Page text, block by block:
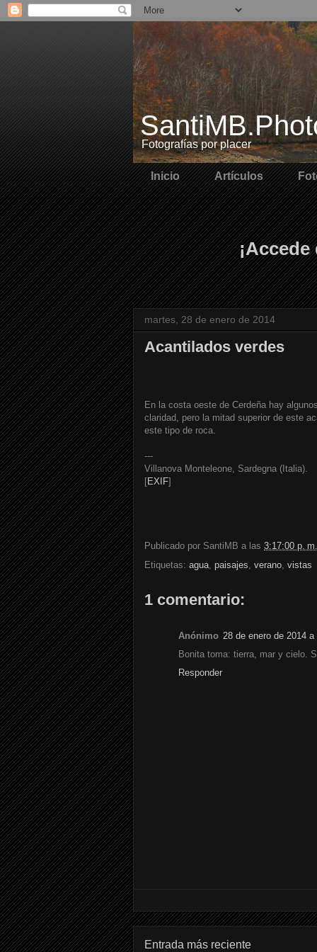
Fotografías por placer
Inicio Artículos
martes, 28 de enero de 2014
Acantilados verdes
En la costa oeste de Cerdeña hay
claridad, pero la mitad superior de este
este tipo de roca.
---
Villanova Monteleone, Sardegna (Italia).
[EXIF]
Publicado por SantiMB a las 3:17:00 p. m.
Etiquetas: agua, paisajes, verano, vistas
1 comentario:
Anónimo 28 de enero de 2014
Bonita toma: tierra, mar y cielo.
Responder
Entrada más reciente